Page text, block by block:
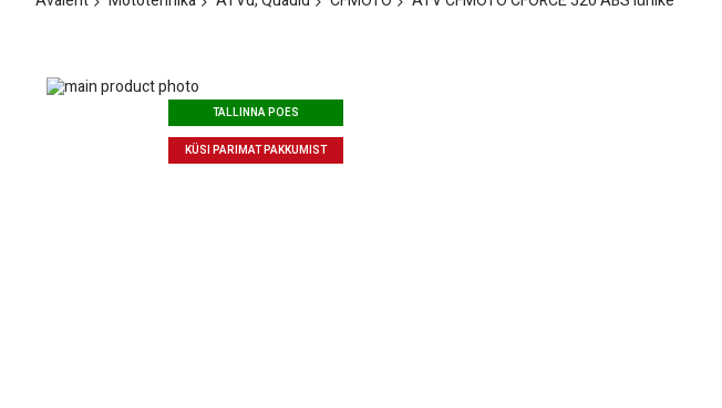
Skip
TALLINNA POES
KÜSI PARIMAT PAKKUMIST